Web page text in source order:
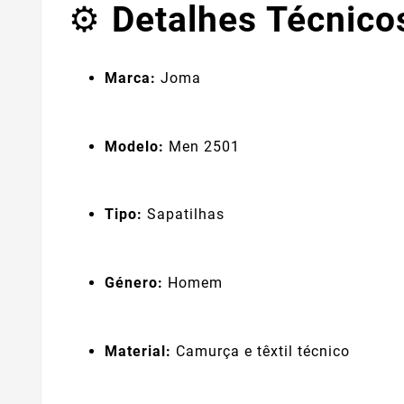
⚙️ Detalhes
Marca: Joma
Modelo: Men 2501
Tipo: Sapatilhas
Género: Homem
Material: Camurça e têxtil técnico